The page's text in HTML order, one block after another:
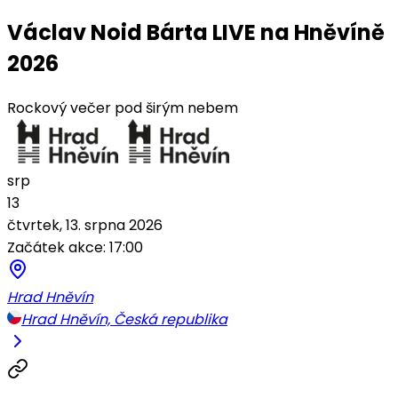
Václav Noid Bárta LIVE na Hněvíně
2026
Rockový večer pod širým nebem
srp
13
čtvrtek, 13. srpna 2026
Začátek akce: 17:00
Hrad Hněvín
Hrad Hněvín, Česká republika